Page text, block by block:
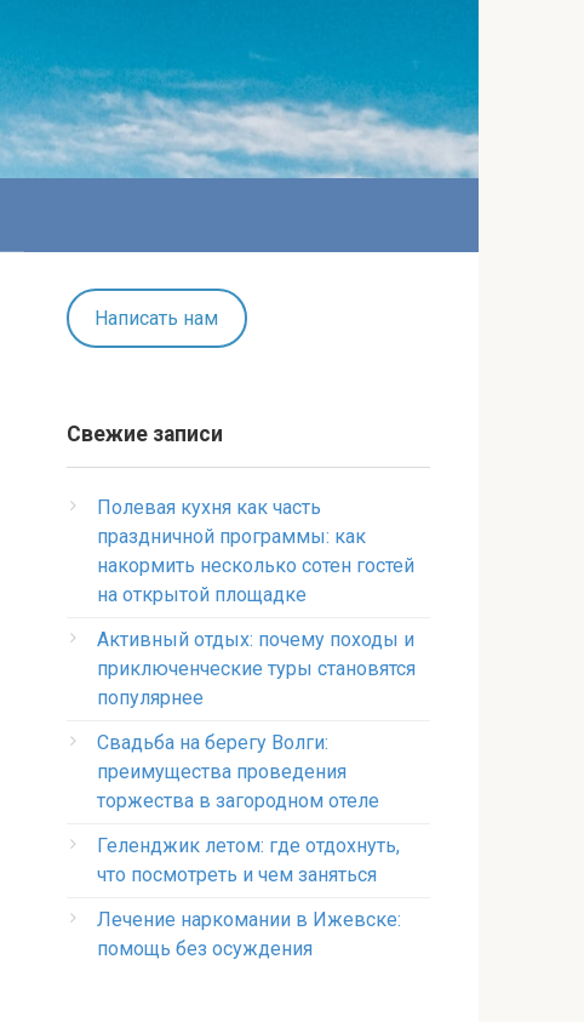
Написать нам
Свежие записи
Полевая кухня как часть
праздничной программы: как
накормить несколько сотен гостей
на открытой площадке
Активный отдых: почему походы и
приключенческие туры становятся
популярнее
Свадьба на берегу Волги:
преимущества проведения
торжества в загородном отеле
Геленджик летом: где отдохнуть,
что посмотреть и чем заняться
Лечение наркомании в Ижевске:
помощь без осуждения